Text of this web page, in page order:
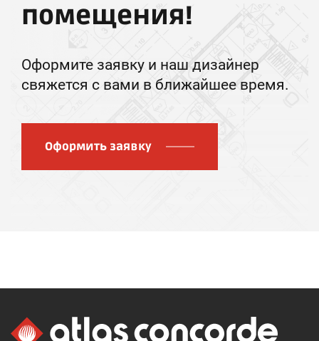
помещения!
Оформите заявку и наш дизайнер
свяжется с вами в ближайшее время.
Оформить заявку